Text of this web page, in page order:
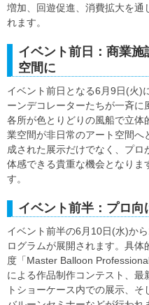
増加、回遊促進、消費拡大を通
れます。
イベント前日：商業施
空間に
イベント前日となる6月9日(火)
ーンデコレーターたちが一斉
各所が色とりどりの風船で立
業空間が非日常のアート空間
成された展示だけでなく、プロ
体感できる貴重な機会となりま
す。
イベント前半：プロ
イベント前半の6月10日(水)か
ログラムが展開されます。具体
度「Master Balloon
による作品制作コンテスト、最
トショーケース内での展示、